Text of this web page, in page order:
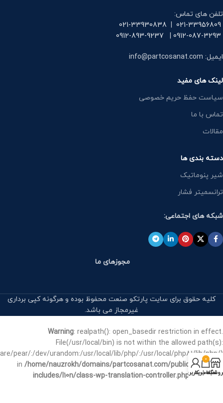
تلفن های تماس:
021-33956809
|
021-33930838
0912-087-3293
|
0912-893-9237
ایمیل: info@partcosanat.com
لینک های مفید
سیاست حفظ حریم خصوصی
تماس با ما
مقالات
دسته بندی ها
شیر پنوماتیک
ترانسمیتر فشار
شبکه های اجتماعی:
مجوزهای ما
کلیه حقوق برای سایت پارتکو صنعت محفوظ بوده و هرگونه کپی برداری
غیرمجاز می باشد.
0
سبد خرید
حساب کاربری من
Warning: realpath(): open_basedir restriction in effect.
File(/usr/local/bin) is not within the allowed path(s):
pear/:/dev/urandom:/usr/local/lib/php/:/usr/local/php81/lib/php/)
in /home/nauzrokh/domains/partcosanat.com/public_html/wp-
includes/l10n/class-wp-translation-controller.phpon line106